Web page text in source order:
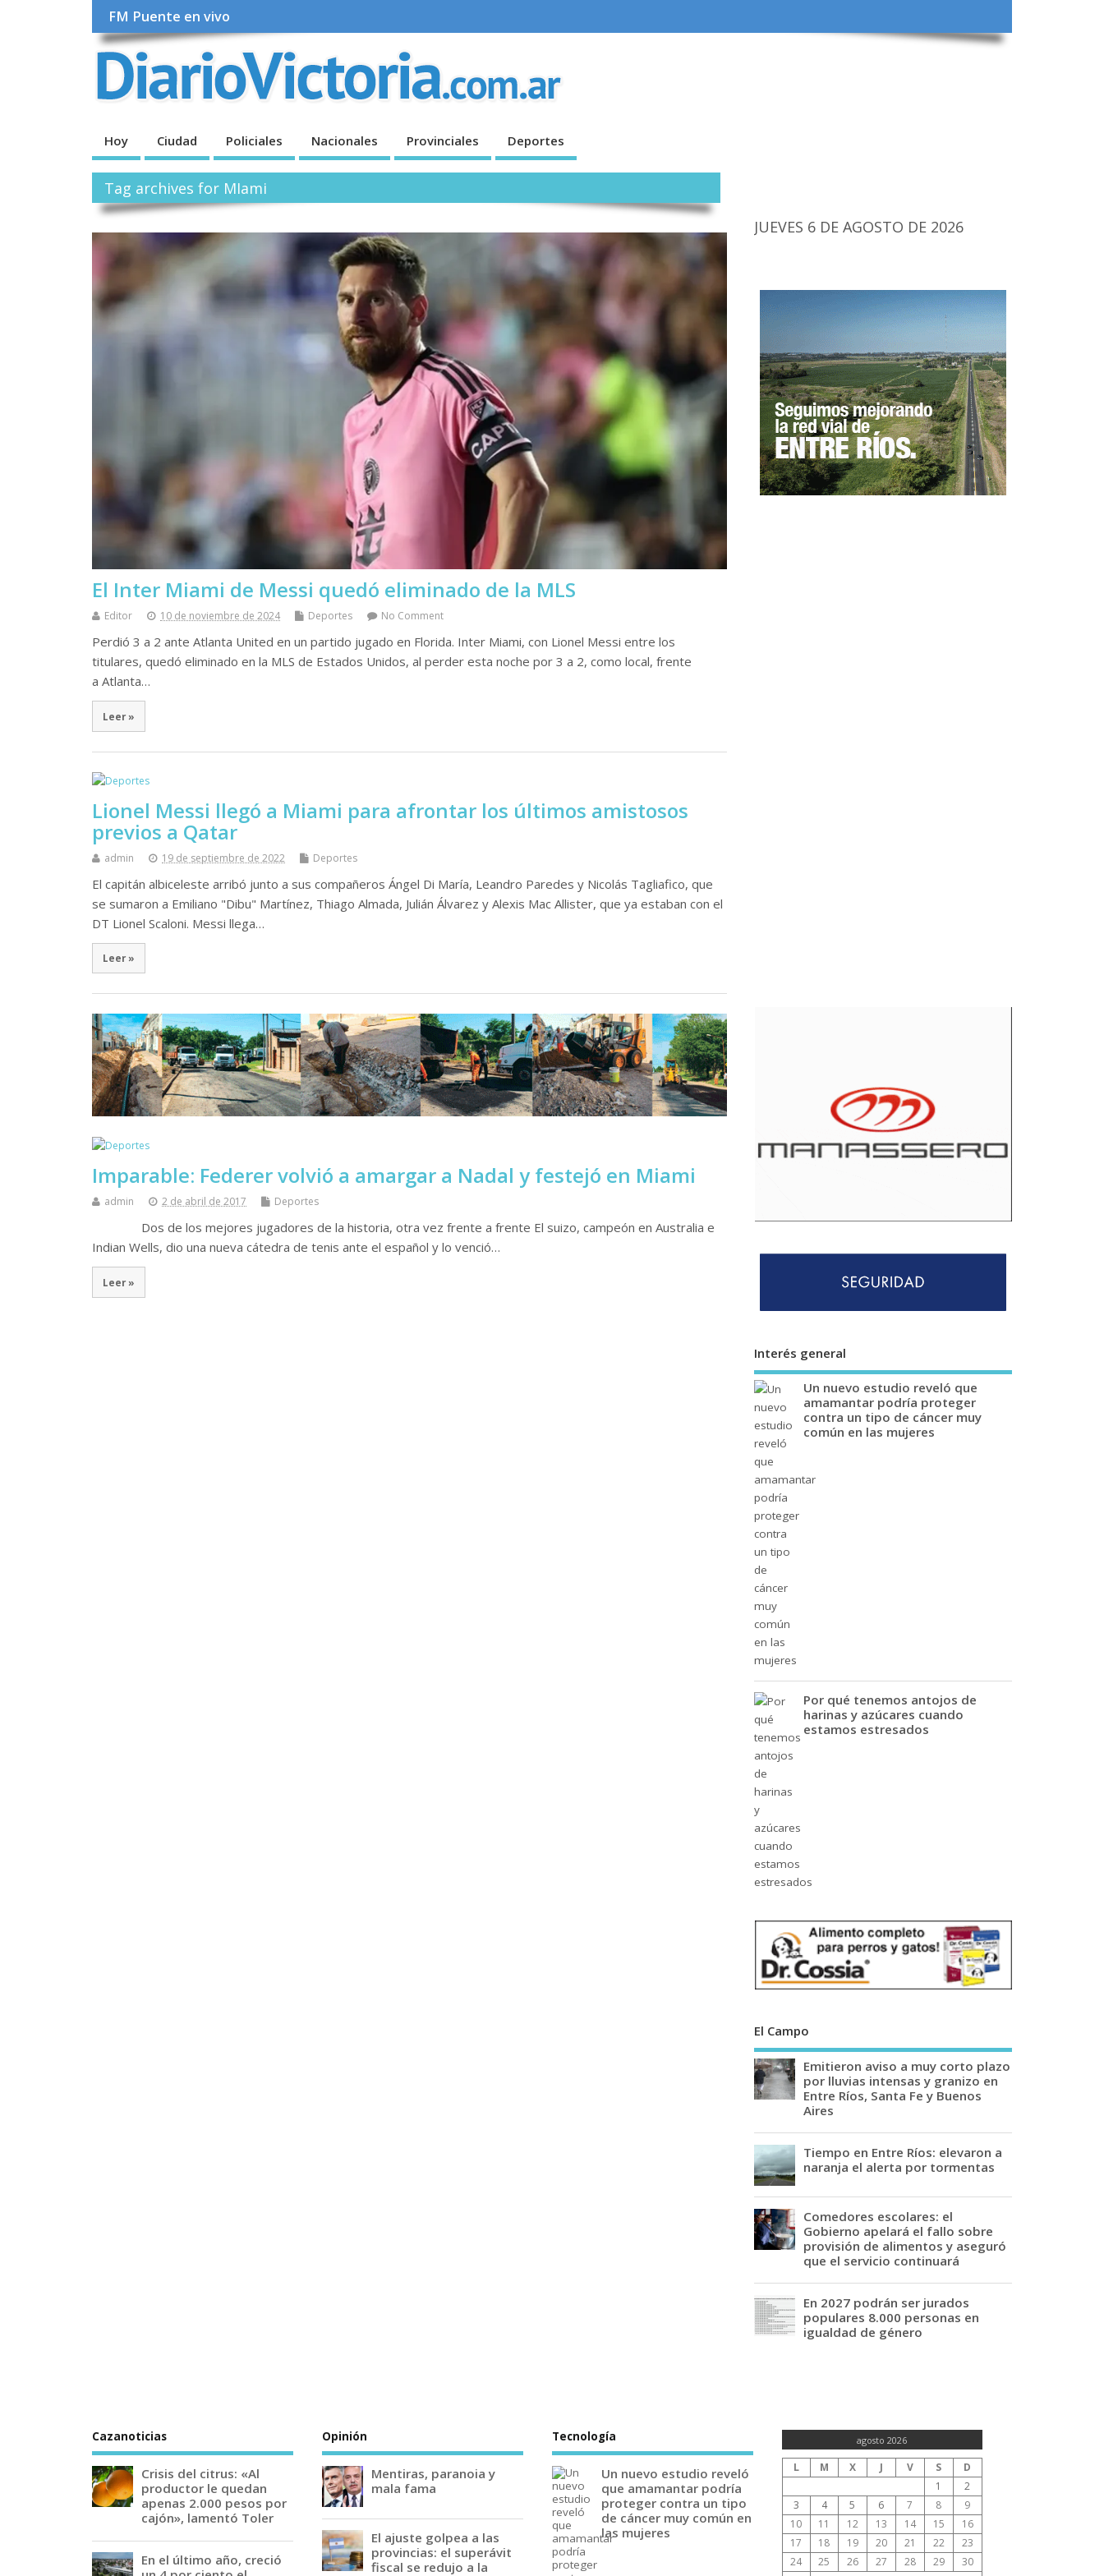
FM Puente en vivo
Hoy Ciudad Policiales Nacionales Provinciales Deportes
Tag archives for MIami
El Inter Miami de Messi quedó eliminado de la MLS
Editor 10 de noviembre de 2024 Deportes No Comment
Perdió 3 a 2 ante Atlanta United en un partido jugado en Florida. Inter Miami, con Lionel Messi entre los
titulares, quedó eliminado en la MLS de Estados Unidos, al perder esta noche por 3 a 2, como local, frente
a Atlanta…
Leer »
Lionel Messi llegó a Miami para afrontar los últimos amistosos
previos a Qatar
admin 19 de septiembre de 2022 Deportes
El capitán albiceleste arribó junto a sus compañeros Ángel Di María, Leandro Paredes y Nicolás Tagliafico, que
se sumaron a Emiliano "Dibu" Martínez, Thiago Almada, Julián Álvarez y Alexis Mac Allister, que ya estaban con el
DT Lionel Scaloni. Messi llega…
Leer »
Imparable: Federer volvió a amargar a Nadal y festejó en Miami
admin 2 de abril de 2017 Deportes
Dos de los mejores jugadores de la historia, otra vez frente a frente El suizo, campeón en Australia e
Indian Wells, dio una nueva cátedra de tenis ante el español y lo venció…
Leer »
JUEVES 6 DE AGOSTO DE 2026
Interés general
Un nuevo estudio reveló que
amamantar podría proteger
contra un tipo de cáncer muy
común en las mujeres
Por qué tenemos antojos de
harinas y azúcares cuando
estamos estresados
El Campo
Emitieron aviso a muy corto plazo
por lluvias intensas y granizo en
Entre Ríos, Santa Fe y Buenos
Aires
Tiempo en Entre Ríos: elevaron a
naranja el alerta por tormentas
Comedores escolares: el
Gobierno apelará el fallo sobre
provisión de alimentos y aseguró
que el servicio continuará
En 2027 podrán ser jurados
populares 8.000 personas en
igualdad de género
Cazanoticias
Crisis del citrus: «Al
productor le quedan
apenas 2.000 pesos por
cajón», lamentó Toler
En el último año, creció
Opinión
Mentiras, paranoia y
mala fama
El ajuste golpea a las
provincias: el superávit
fiscal se redujo a la
Tecnología
Un nuevo estudio reveló
que amamantar podría
proteger contra un tipo
de cáncer muy común en
las mujeres
agosto 2026
L M X J V S
D
1
2
3
4 5 6 7 8
9
10
11 12 13 14 15
16
17
18 19 20 21 22
23
24
25 26 27 28 29
30